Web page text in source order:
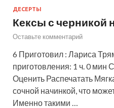
ДЕСЕРТЫ
Кексы с черникой
Оставьте комментарий
6 Приготовил : Лариса
приготовления: 1 ч. 0 мин
Оценить Распечатать
сочной начинкой, что
Именно такими …